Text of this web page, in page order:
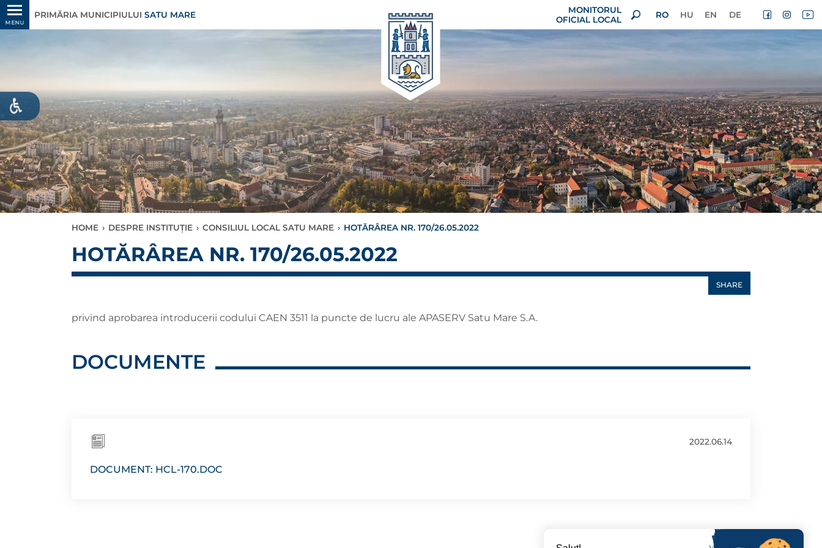
MENU
PRIMĂRIA MUNICIPIULUI SATU MARE
MONITORUL
OFICIAL LOCAL
RO HU EN DE
HOME › DESPRE INSTITUȚIE › CONSILIUL LOCAL SATU MARE › HOTĂRÂREA NR. 170/26.05.2022
HOTĂRÂREA NR. 170/26.05.2022
SHARE
privind aprobarea introducerii codului CAEN 3511 la puncte de lucru ale APASERV Satu Mare S.A.
DOCUMENTE
2022.06.14
DOCUMENT: HCL-170.DOC